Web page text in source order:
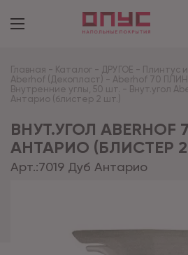
Главная - Каталог - ДРУГОЕ - Плинтус
Aberhof (Декопласт) - Aberhof 70
Внутренние углы, 50 шт. - Внут.угол
Антарио (блистер 2 шт.)
ВНУТ.УГОЛ ABERHOF
АНТАРИО (БЛИСТЕР
Арт.:7019 Дуб Антарио